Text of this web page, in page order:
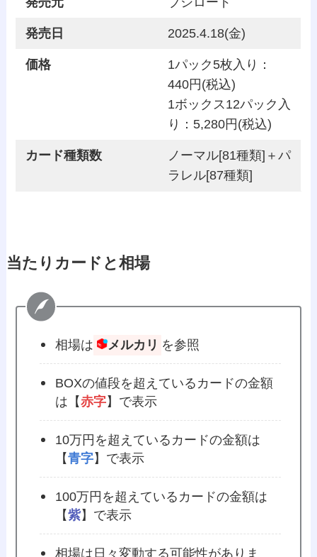
発売日 2025.4.18(金)
価格
1パック5枚入り：
440円(税込)
1ボックス12パック入
り：5,280円(税込)
カード種類数
ノーマル[81種類]＋パ
ラレル[87種類]
当たりカードと相場
相場は メルカリ を参照
BOXの値段を超えているカードの金額
は【赤字】で表示
10万円を超えているカードの金額は
【青字】で表示
100万円を超えているカードの金額は
【紫】で表示
相場は日々変動する可能性がありま